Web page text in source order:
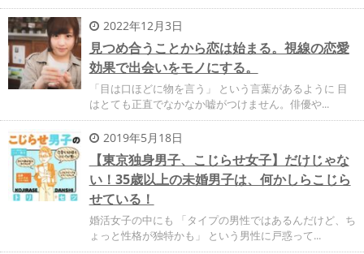
2022年12月3日
見つめ合うことから恋は始まる。視線の恋愛
効果で出会いをモノにする。
「目は口ほどに物を言う」 という言葉があるように 目
はとても正直でなかなか嘘がつけません。俳優や...
2019年5月18日
【東京独身男子、こじらせ女子】だけじゃな
い！35歳以上の未婚男子は、何かしらこじら
せている！
婚活女子の中にも 「タイプの男性ではあるんだけど、ち
ょっと性格が独特かも」 という男性に戸惑って...